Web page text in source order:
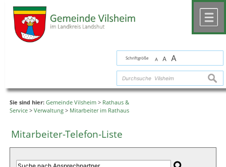
Schriftgröße A A A
Sie sind hier: Gemeinde Vilsheim > Rathaus &
Service > Verwaltung > Mitarbeiter im Rathaus
Mitarbeiter-Telefon-Liste